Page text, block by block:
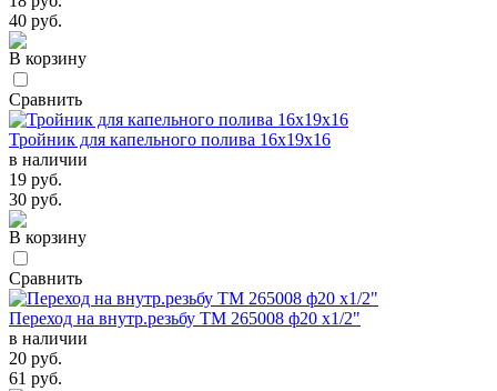
40 руб.
В корзину
Сравнить
Тройник для капельного полива 16х19х16
в наличии
19 руб.
30 руб.
В корзину
Сравнить
Переход на внутр.резьбу TM 265008 ф20 х1/2"
в наличии
20 руб.
61 руб.